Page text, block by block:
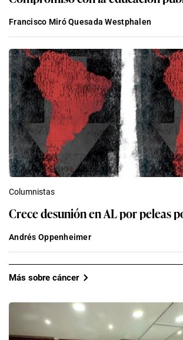
Francisco Miró Quesada Westphalen
Columnistas
Crece desunión en AL por peleas
Andrés Oppenheimer
Más sobre cáncer